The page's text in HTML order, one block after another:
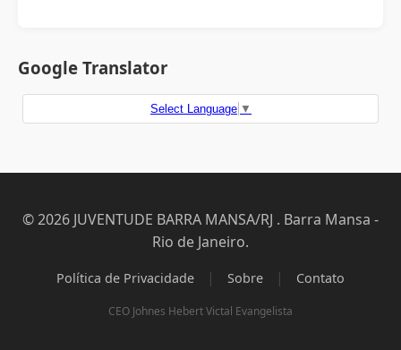
Google Translator
Select Language ▼
© 2026 JUVENTUDE BARRA MANSA/RJ . Barra Mansa -
Rio de Janeiro.
Política de Privacidade | Sobre | Contato
CEO Johnes Hebert Victal Evangelista